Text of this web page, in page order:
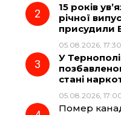
o
k
r
a
15 років
річної
присудили
05.08.2026, 17:30
У
стані
05.08.2026,
Помер